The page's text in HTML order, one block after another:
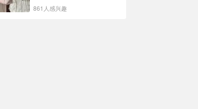
861人感兴趣